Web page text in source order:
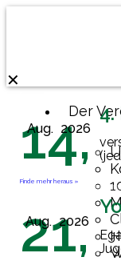
✕
Der
Aug.
14,
2026
Finde mehr heraus »
Aug.
21,
2026